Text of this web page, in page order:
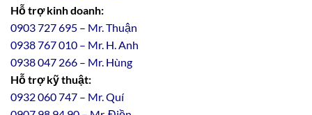
Hỗ trợ kinh doanh:
0903 727 695 – Mr. Thuận
0938 767 010 – Mr. H. Anh
0938 047 266 – Mr. Hùng
Hỗ trợ kỹ thuật:
0932 060 747 – Mr. Quí